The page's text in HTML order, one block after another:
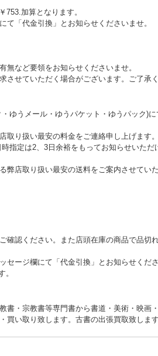
加算となります。
「代金引換」とお知らせくださいませ。
など要領をお知らせくださいませ。
せていただく場合がございます。ご了承く
ゆうメール・ゆうパケット・ゆうパック)に
り扱い最安の料金をご連絡申し上げます
指定は2、3日余裕をもってお知らせいただ
店取り扱い最安の送料をご案内させていた
認ください。また店頭在庫の商品で品切
セージ欄にて「代金引換」とお知らせくだ
。
・宗教書等専門書から書道・美術・映画
い取り致します。古書の出張買取致します